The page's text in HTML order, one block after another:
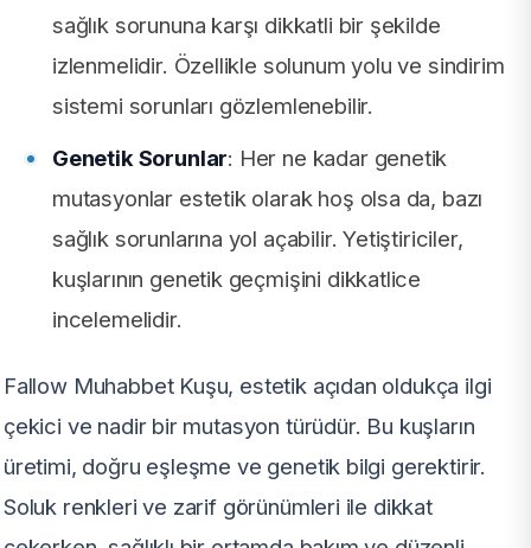
sağlık sorununa karşı dikkatli bir şekilde
izlenmelidir. Özellikle solunum yolu ve sindirim
sistemi sorunları gözlemlenebilir.
Genetik Sorunlar: Her ne kadar genetik
mutasyonlar estetik olarak hoş olsa da, bazı
sağlık sorunlarına yol açabilir. Yetiştiriciler,
kuşlarının genetik geçmişini dikkatlice
incelemelidir.
Fallow Muhabbet Kuşu, estetik açıdan oldukça ilgi
çekici ve nadir bir mutasyon türüdür. Bu kuşların
üretimi, doğru eşleşme ve genetik bilgi gerektirir.
Soluk renkleri ve zarif görünümleri ile dikkat